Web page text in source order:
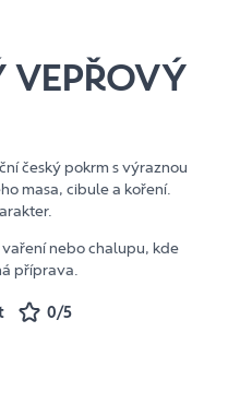
VEPŘOVÝ
český pokrm s výraznou
masa, cibule a koření.
nebo chalupu, kde
příprava.
0/5